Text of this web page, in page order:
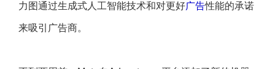
力图通过生成式人工智能技术和对更好广告性能的承诺
来吸引广告商。